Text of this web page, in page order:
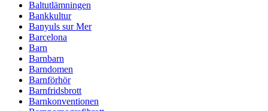
Baltutlämningen
Bankkultur
Banyuls sur Mer
Barcelona
Barn
Barnbarn
Barndomen
Barnförhör
Barnfridsbrott
Barnkonventionen